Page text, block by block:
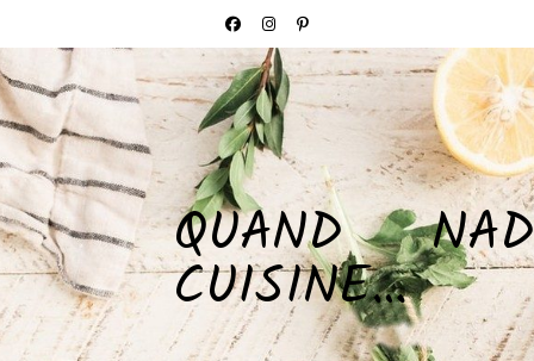
QUAND NAD
CUISINE…